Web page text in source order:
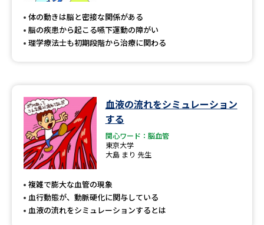
留学・進学関連、塾・予備校
大学入学共通テスト「受験案
内」の請求
高等学校（情報）教員資格認定
大学研究
大学で学べる内容や特徴を調べる
体の動きは脳と密接な関係がある
脳の疾患から起こる嚥下運動の障がい
理学療法士も初期段階から治療に関わる
血液の流れをシミュレーション
する
関心ワード：脳血管
東京大学
大島 まり 先生
複雑で膨大な血管の現象
血行動態が、動脈硬化に関与している
血液の流れをシミュレーションするとは